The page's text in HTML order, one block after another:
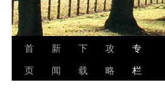
首
页
新
闻
下
载
攻
略
专
栏